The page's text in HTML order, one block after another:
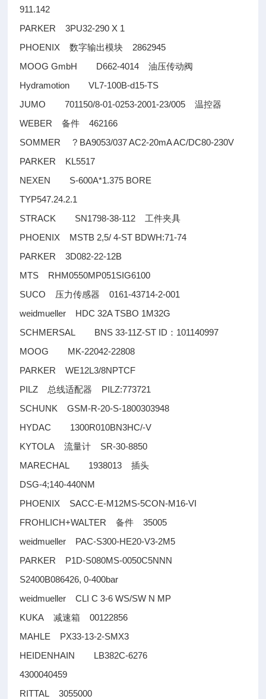
911.142
PARKER 3PU32-290 X 1
PHOENIX数字输出模块 2862945
MOOG GmbH D662-4014油压传动阀
Hydramotion VL7-100B-d15-TS
JUMO 701150/8-01-0253-2001-23/005温控器
WEBER备件 462166
SOMMER ? BA9053/037 AC2-20mA AC/DC80-230V
PARKER KL5517
NEXEN S-600A*1.375 BORE
TYP547.24.2.1
STRACK SN1798-38-112 工件夹具
PHOENIX MSTB 2,5/ 4-ST BDWH:71-74
PARKER 3D082-22-12B
MTS RHM0550MP051SIG6100
SUCO 压力传感器
0161-43714-2-001
weidmueller HDC 32A TSBO 1M32G
SCHMERSAL BNS 33-11Z-ST ID ： 101140997
MOOG MK-22042-22808
PARKER WE12L3/8NPTCF
PILZ 总线适配器
PILZ:773721
SCHUNK GSM-R-20-S-1800303948
HYDAC 1300R010BN3HC/-V
KYTOLA流量计 SR-30-8850
MARECHAL 1938013插头
DSG-4;140-440NM
PHOENIX SACC-E-M12MS-5CON-M16-VI
FROHLICH+WALTER备件 35005
weidmueller PAC-S300-HE20-V3-2M5
PARKER P1D-S080MS-0050C5NNN
S2400B086426, 0-400bar
weidmueller CLI C 3-6 WS/SW N MP
KUKA减速箱
00122856
MAHLE PX33-13-2-SMX3
HEIDENHAIN LB382C-6276
4300040459
RITTAL 3055000